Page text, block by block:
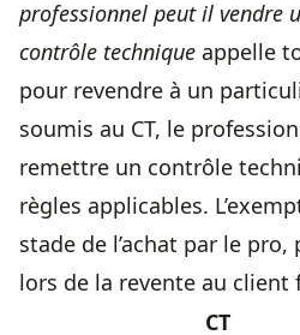
professionnel peut il vendre
contrôle technique appelle
pour revendre à un
soumis au CT, le
remettre un contrôle
règles applicables.
stade de l’achat par le
lors de la revente au client
CT